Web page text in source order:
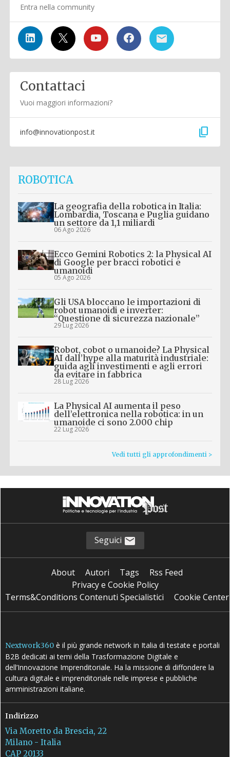
Entra nella community
Contattaci
Vuoi maggiori informazioni?
info@innovationpost.it content_copy
ROBOTICA
La geografia della robotica in Italia:
Lombardia, Toscana e Puglia guidano
un settore da 1,1 miliardi
06 Ago 2026
Ecco Gemini Robotics 2: la Physical AI
di Google per bracci robotici e
umanoidi
05 Ago 2026
Gli USA bloccano le importazioni di
robot umanoidi e inverter:
“Questione di sicurezza nazionale”
29 Lug 2026
Robot, cobot o umanoide? La Physical
AI dall’hype alla maturità industriale:
guida agli investimenti e agli errori
da evitare in fabbrica
28 Lug 2026
La Physical AI aumenta il peso
dell’elettronica nella robotica: in un
umanoide ci sono 2.000 chip
22 Lug 2026
Vedi tutti gli approfondimenti >
Seguici
About Autori Tags
Rss Feed
Privacy e Cookie Policy
Terms&Conditions Contenuti Specialistici
Cookie Center
Nextwork360 è il più grande network in Italia di testate e portali
B2B dedicati ai temi della Trasformazione Digitale e
dell’Innovazione Imprenditoriale. Ha la missione di diffondere la
cultura digitale e imprenditoriale nelle imprese e pubbliche
amministrazioni italiane.
Indirizzo
Via Moretto da Brescia, 22
Milano - Italia
CAP 20133